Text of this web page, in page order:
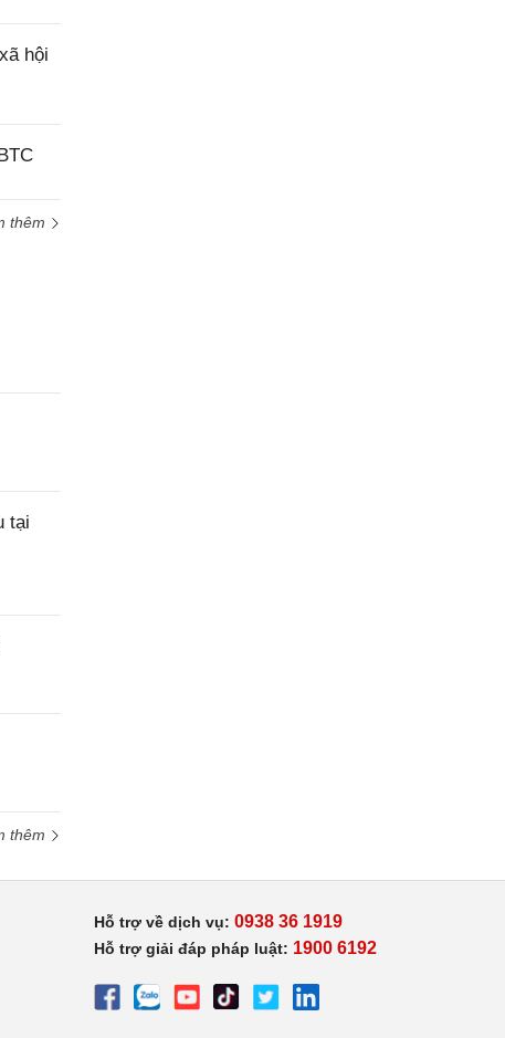
hội
thêm
tại
thêm
Hỗ trợ về dịch vụ: 0938 36 1919
Hỗ trợ giải đáp pháp luật: 1900 6192